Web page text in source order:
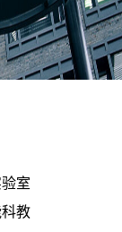
室
教